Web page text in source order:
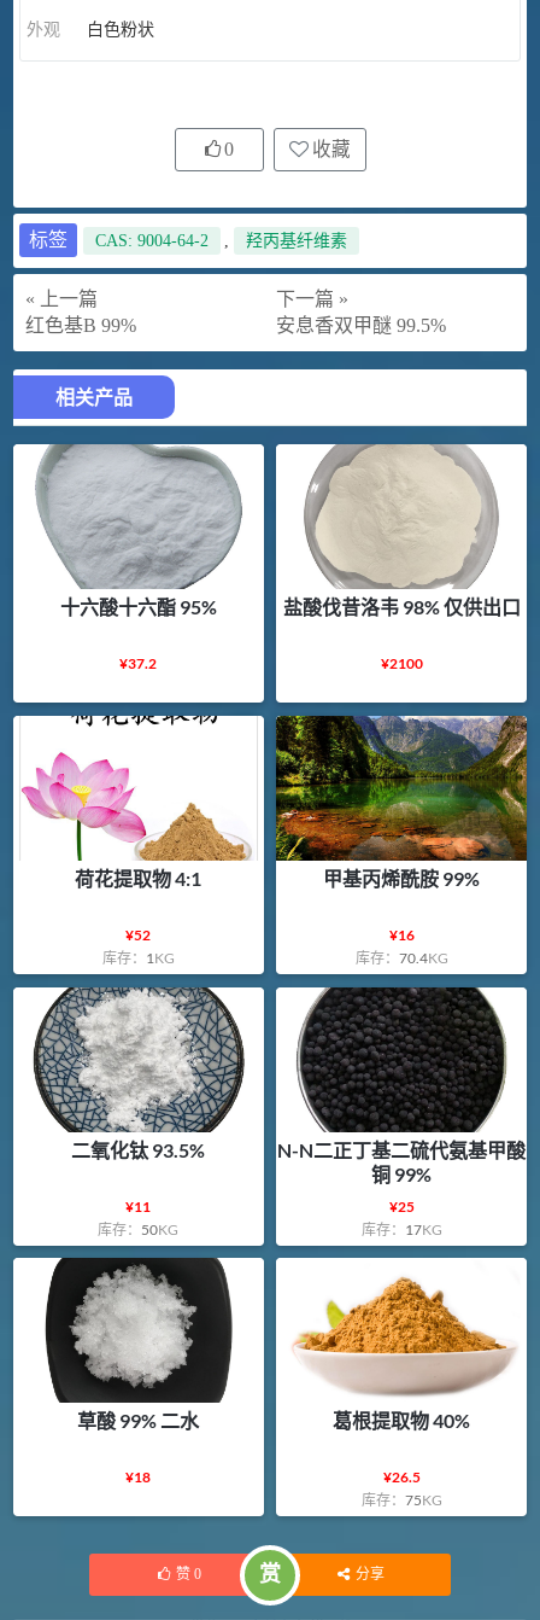
外观 白色粉状
0 收藏
标签 CAS: 9004-64-2 , 羟丙基纤维素
« 上一篇
红色基B 99%
下一篇 »
安息香双甲醚 99.5%
相关产品
十六酸十六酯 95%
¥37.2
盐酸伐昔洛韦 98% 仅供出口
¥2100
荷花提取物 4:1
¥52
库存： 1 KG
甲基丙烯酰胺 99%
¥16
库存： 70.4KG
二氧化钛 93.5%
¥11
库存： 50KG
N-N二正丁基二硫代氨基甲酸
铜 99%
¥25
库存： 17KG
草酸 99% 二水
¥18
葛根提取物 40%
¥26.5
库存： 75KG
赞 0 赏 分享